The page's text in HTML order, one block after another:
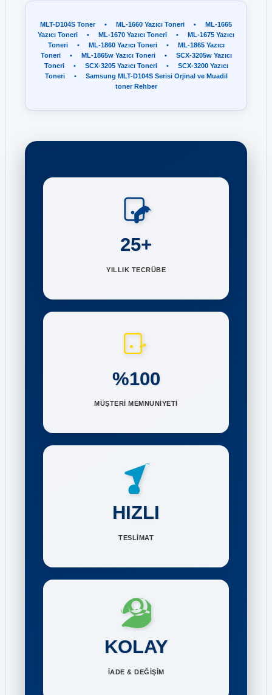
MLT-D104S Toner • ML-1660 Yazıcı Toneri •
ML-1665
Yazıcı Toneri
• ML-1670 Yazıcı Toneri •
ML-1675 Yazıcı
Toneri
• ML-1860 Yazıcı Toneri •
ML-1865 Yazıcı
Toneri
• ML-1865w Yazıcı Toneri •
SCX-3205w Yazıcı
Toneri
• SCX-3205 Yazıcı Toneri •
SCX-3200 Yazıcı
Toneri
•
Samsung MLT-D104S Serisi Orjinal ve Muadil
toner Rehber
25+
YILLIK TECRÜBE
%100
MÜŞTERİ MEMNUNİYETİ
HIZLI
TESLİMAT
KOLAY
İADE & DEĞİŞİM